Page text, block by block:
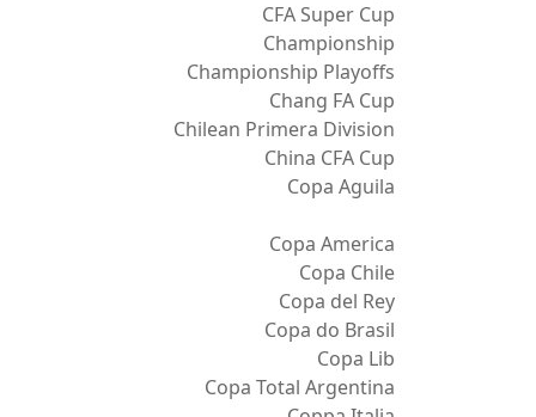
CFA Super Cup
Championship
Championship Playoffs
Chang FA Cup
Chilean Primera Division
China CFA Cup
Copa Aguila
Copa America
Copa Chile
Copa del Rey
Copa do Brasil
Copa Lib
Copa Total Argentina